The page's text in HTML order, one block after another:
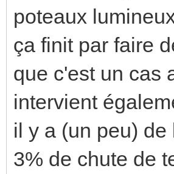
poteaux
ça finit par faire
que c'est un cas
intervient
il y a (un peu)
3% de chute de